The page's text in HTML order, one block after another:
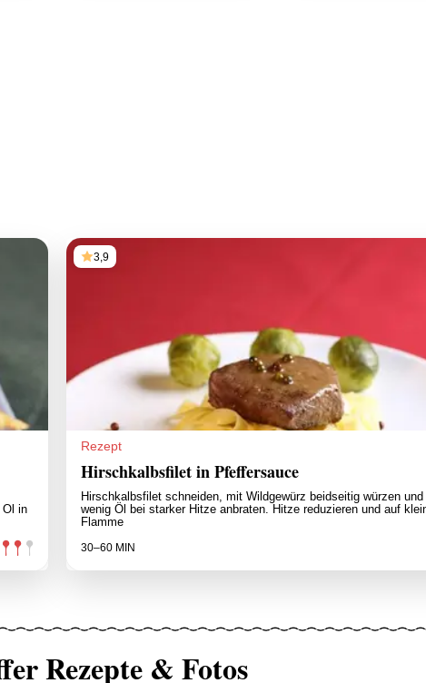
Öl in
3,9
Rezept
Hirschkalbsfilet in Pfeffersauce
Hirschkalbsfilet schneiden, mit Wildgewürz beidseitig würzen und
wenig Öl bei starker Hitze anbraten. Hitze reduzieren und auf
Flamme
30–60 MIN
Rezepte & Fotos